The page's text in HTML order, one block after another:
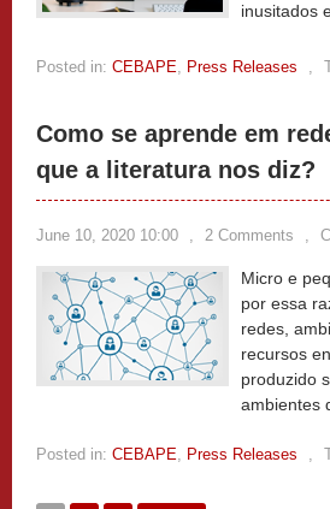
inusitados
Posted in: CEBAPE, Press Releases ,
Como se aprende em
que a literatura nos diz?
June 10, 2020 10:00 , 2 Comments ,
Micro e
por essa
redes,
recursos
produzido
ambientes
Posted in: CEBAPE, Press Releases ,